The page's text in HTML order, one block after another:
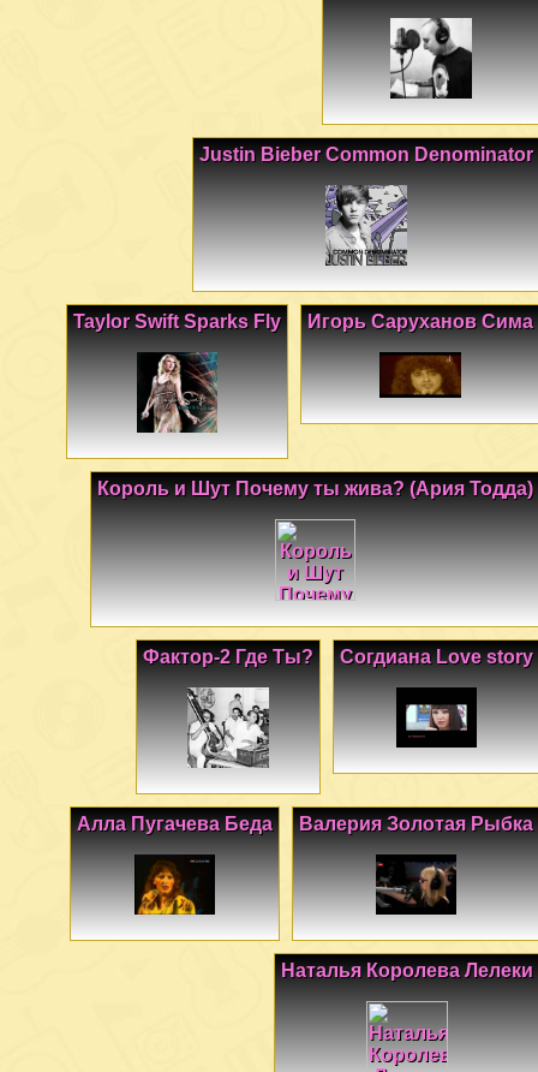
Justin Bieber Common Denominator
Игорь Саруханов Сима
Taylor Swift Sparks Fly
Король и Шут Почему ты жива? (Ария Тодда)
Согдиана Love story
Фактор-2 Где Ты?
Валерия Золотая Рыбка
Алла Пугачева Беда
Наталья Королева Лелеки